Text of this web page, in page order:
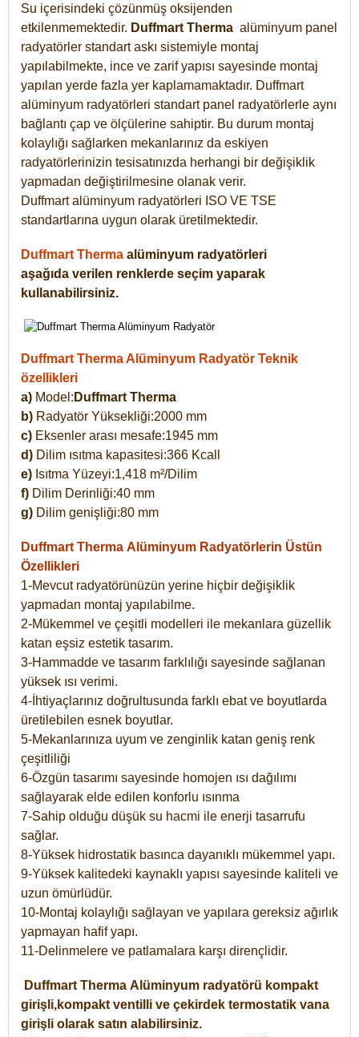
Su içerisindeki çözünmüş oksijenden
etkilenmemektedir. Duffmart Therma alüminyum panel
radyatörler standart askı sistemiyle montaj
yapılabilmekte, ince ve zarif yapısı sayesinde montaj
yapılan yerde fazla yer kaplamamaktadır. Duffmart
alüminyum radyatörleri standart panel radyatörlerle aynı
bağlantı çap ve ölçülerine sahiptir. Bu durum montaj
kolaylığı sağlarken mekanlarınız da eskiyen
radyatörlerinizin tesisatınızda herhangi bir değişiklik
yapmadan değiştirilmesine olanak verir.
Duffmart alüminyum radyatörleri ISO VE TSE
standartlarına uygun olarak üretilmektedir.
Duffmart Therma alüminyum radyatörleri
aşağıda verilen renklerde seçim yaparak
kullanabilirsiniz.
Duffmart Therma Alüminyum Radyatör Teknik
özellikleri
a) Model: Duffmart Therma
b) Radyatör Yüksekliği:2000 mm
c) Eksenler arası mesafe:1945 mm
d) Dilim ısıtma kapasitesi:366 Kcall
e) Isıtma Yüzeyi:1,418 m²/Dilim
f) Dilim Derinliği:40 mm
g) Dilim genişliği:80 mm
Duffmart Therma Alüminyum Radyatörlerin Üstün
Özellikleri
1-Mevcut radyatörünüzün yerine hiçbir değişiklik
yapmadan montaj yapılabilme.
2-Mükemmel ve çeşitli modelleri ile mekanlara güzellik
katan eşsiz estetik tasarım.
3-Hammadde ve tasarım farklılığı sayesinde sağlanan
yüksek ısı verimi.
4-İhtiyaçlarınız doğrultusunda farklı ebat ve boyutlarda
üretilebilen esnek boyutlar.
5-Mekanlarınıza uyum ve zenginlik katan geniş renk
çeşitliliği
6-Özgün tasarımı sayesinde homojen ısı dağılımı
sağlayarak elde edilen konforlu ısınma
7-Sahip olduğu düşük su hacmi ile enerji tasarrufu
sağlar.
8-Yüksek hidrostatik basınca dayanıklı mükemmel yapı.
9-Yüksek kalitedeki kaynaklı yapısı sayesinde kaliteli ve
uzun ömürlüdür.
10-Montaj kolaylığı sağlayan ve yapılara gereksiz ağırlık
yapmayan hafif yapı.
11-Delinmelere ve patlamalara karşı dirençlidir.
Duffmart Therma Alüminyum radyatörü kompakt
girişli,kompakt ventilli ve çekirdek termostatik vana
girişli olarak satın alabilirsiniz.